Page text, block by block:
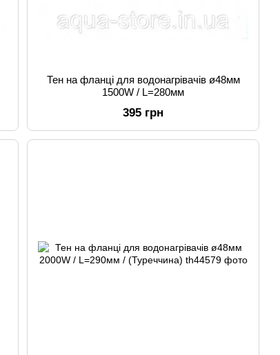
Тен на фланці для водонагрівачів ø48мм
1500W / L=280мм
395 грн